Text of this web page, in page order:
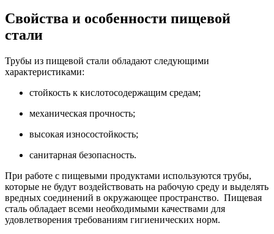
Свойства и особенности пищевой
стали
Трубы из пищевой стали обладают следующими
характеристиками:
стойкость к кислотосодержащим средам;
механическая прочность;
высокая износостойкость;
санитарная безопасность.
При работе с пищевыми продуктами используются трубы,
которые не будут воздействовать на рабочую среду и выделять
вредных соединений в окружающее пространство. Пищевая
сталь обладает всеми необходимыми качествами для
удовлетворения требованиям гигиенических норм.